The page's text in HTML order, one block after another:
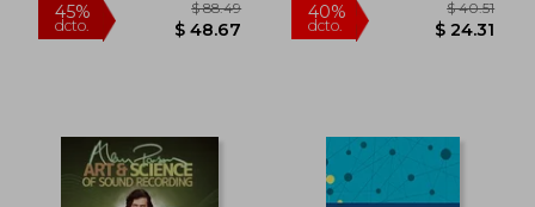
Audio -. How Weird or
Cheap Your Gear is)